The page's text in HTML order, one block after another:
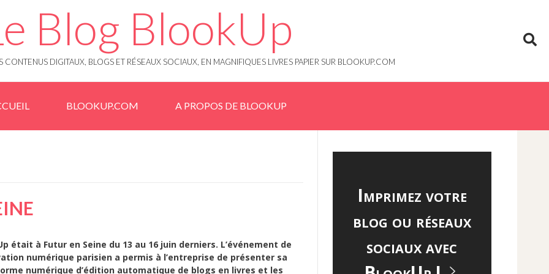
Blog BlookUp
CONTENUS DIGITAUX, BLOGS ET RÉSEAUX SOCIAUX, EN MAGNIFIQUES LIVRES PAPIER SUR BLOOKUP.COM
BLOOKUP.COM A PROPOS DE BLOOKUP
était à Futur en Seine du 13 au 16 juin derniers. L’événement de
numérique parisien a permis à l’entreprise de présenter sa
numérique d’édition automatique de blogs en livres et les
Imprimez votre
blog ou réseaux
sociaux avec